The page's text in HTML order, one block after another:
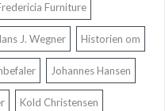
Furniture
J. Wegner Historien om
Johannes Hansen
Kold Christensen